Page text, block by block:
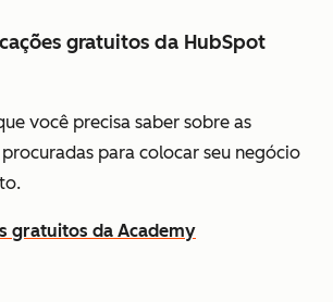
gratuitos da HubSpot
você precisa saber sobre as
para colocar seu negócio
gratuitos da Academy